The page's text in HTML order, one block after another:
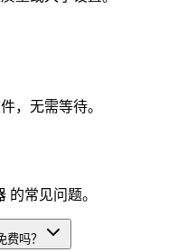
，无需等待。
的常见问题。
吗？